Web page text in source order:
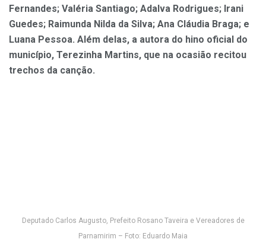
Fernandes; Valéria Santiago; Adalva Rodrigues; Irani
Guedes; Raimunda Nilda da Silva; Ana Cláudia Braga; e
Luana Pessoa. Além delas, a autora do hino oficial do
município, Terezinha Martins, que na ocasião recitou
trechos da canção.
Deputado Carlos Augusto, Prefeito Rosano Taveira e Vereadores de
Parnamirim – Foto: Eduardo Maia